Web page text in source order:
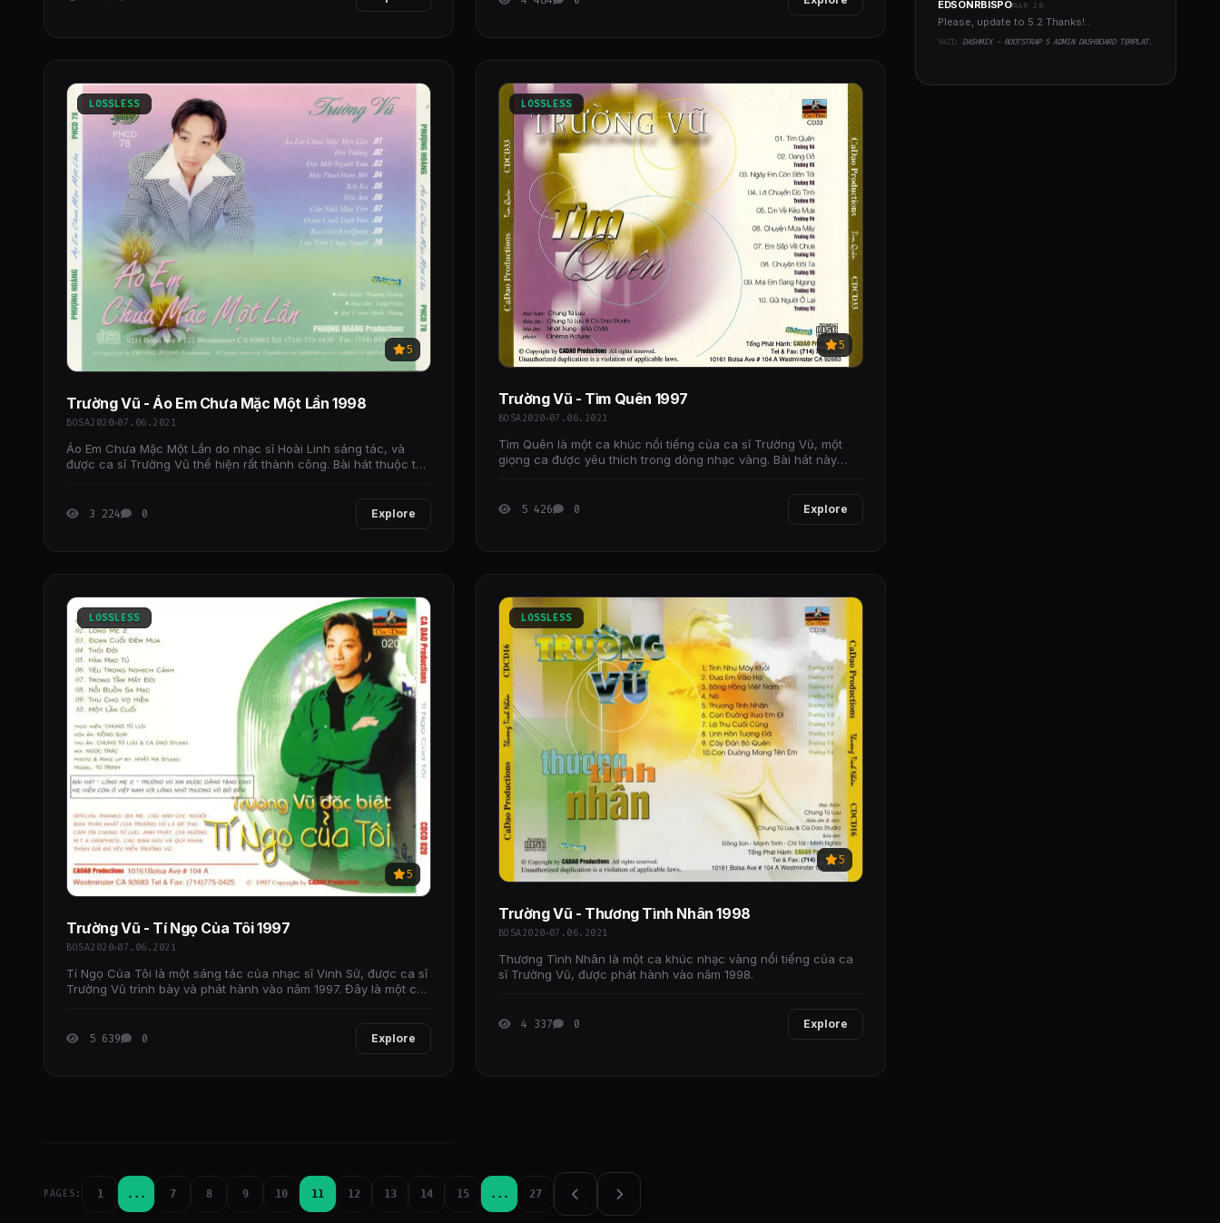
LOSSLESS
5
Trường Vũ - Áo Em Chưa Mặc Một Lần 1998
BOSA2020 07.06.2021
Áo Em Chưa Mặc Một Lần do nhạc sĩ Hoài Linh sáng tác, và
được ca sĩ Trường Vũ thể hiện rất thành công. Bài hát thuộc thể
3 224 0 Explore
LOSSLESS
5
Trường Vũ - Tìm Quên 1997
BOSA2020 07.06.2021
Tìm Quên là một ca khúc nổi tiếng của ca sĩ Trường Vũ, một
giọng ca được yêu thích trong dòng nhạc vàng. Bài hát này
5 426 0 Explore
LOSSLESS
5
Trường Vũ - Tí Ngọ Của Tôi 1997
BOSA2020 07.06.2021
Tí Ngọ Của Tôi là một sáng tác của nhạc sĩ Vinh Sử, được ca sĩ
Trường Vũ trình bày và phát hành vào năm 1997. Đây là một ca
5 639 0 Explore
LOSSLESS
5
Trường Vũ - Thương Tình Nhân 1998
BOSA2020 07.06.2021
Thương Tình Nhân là một ca khúc nhạc vàng nổi tiếng của ca
sĩ Trường Vũ, được phát hành vào năm 1998.
4 337 0 Explore
PAGES: 1 ... 7 8 9 10 11 12 13 14 15 ... 27
EDSONRBISPOMAR 20
Please, update to 5.2 Thanks!..
YAZI: DASHMIX - BOOTSTRAP 5 ADMIN DASHBOARD TEMPLATE & LARAVEL 11 STARTER KIT